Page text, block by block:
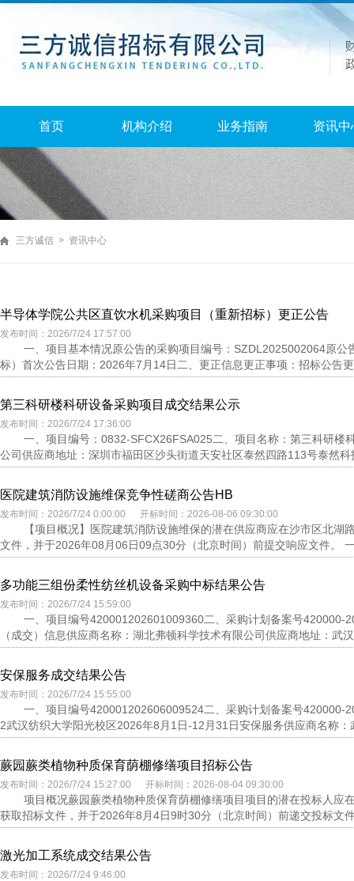
首页 机构介绍 业务指南 资讯中
三方诚信 > 资讯中心
半导体学院公共区直饮水机采购项目（重新招标）更正公告
发布时间：2026/7/24 17:57:00
一、项目基本情况原公告的采购项目编号：SZDL2025002064原
标）首次公告日期：2026年7月14日二、更正信息更正事项：招标公告
第三科研楼科研设备采购项目成交结果公示
发布时间：2026/7/24 17:36:00
一、项目编号：0832-SFCX26FSA025二、项目名称：第三科研
公司供应商地址：深圳市福田区沙头街道天安社区泰然四路113号泰然
医院建筑消防设施维保竞争性磋商公告HB
发布时间：2026/7/24 0:00:00 开标时间：2026-08-06 09:30:00
【项目概况】医院建筑消防设施维保的潜在供应商应在沙市区北
文件，并于2026年08月06日09点30分（北京时间）前提交响应文件。
多功能三组份柔性纺丝机设备采购中标结果公告
发布时间：2026/7/24 15:59:00
一、项目编号420001202601009360二、采购计划备案号420000-
（成交）信息供应商名称：湖北弗顿科学技术有限公司供应商地址：武
安保服务成交结果公告
发布时间：2026/7/24 15:55:00
一、项目编号420001202606009524二、采购计划备案号420000-
2武汉纺织大学阳光校区2026年8月1日-12月31日安保服务供应商名称
蕨园蕨类植物种质保育荫棚修缮项目招标公告
发布时间：2026/7/24 15:27:00 开标时间：2026-08-04 09:30:00
项目概况蕨园蕨类植物种质保育荫棚修缮项目项目的潜在投标人
获取招标文件，并于2026年8月4日9时30分（北京时间）前递交投标文
激光加工系统成交结果公告
发布时间：2026/7/24 9:46:00